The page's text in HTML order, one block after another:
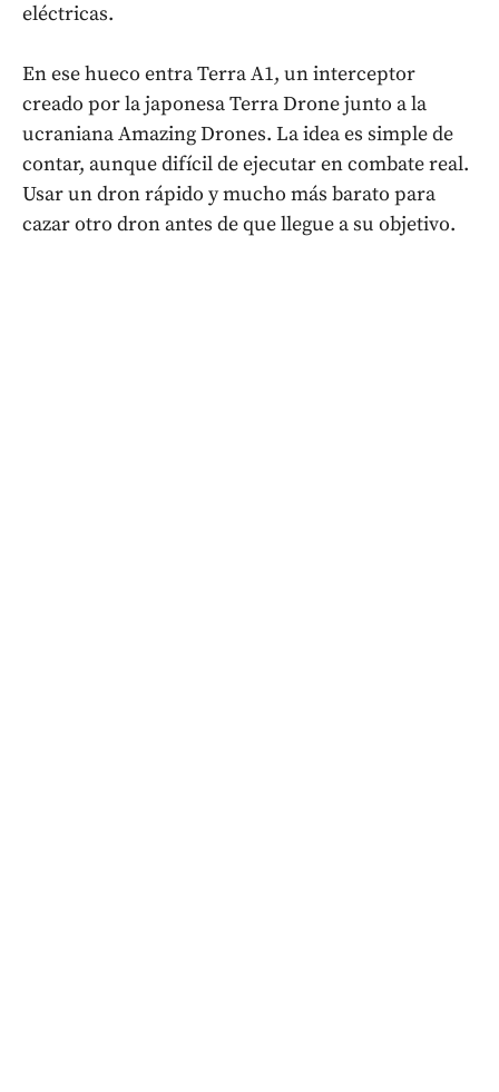
eléctricas.
En ese hueco entra Terra A1, un interceptor
creado por la japonesa Terra Drone junto a la
ucraniana Amazing Drones. La idea es simple de
contar, aunque difícil de ejecutar en combate real.
Usar un dron rápido y mucho más barato para
cazar otro dron antes de que llegue a su objetivo.